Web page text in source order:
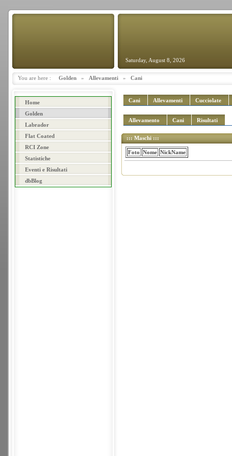
Saturday, August 8, 2026
You are here : Golden » Allevamenti » Cani
Home
Golden
Labrador
Flat Coated
RCI Zone
Statistiche
Eventi e Risultati
dbBlog
Cani Allevamenti Cucciolate
Allevamento Cani Risultati
::: Maschi :::
Foto Nome NickName